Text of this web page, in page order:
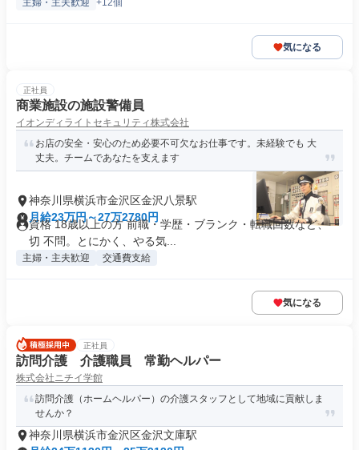
主婦・主夫歓迎 +12個
気になる
正社員
商業施設の施設警備員
イオンディライトセキュリティ株式会社
お店の安全・安心のため必要不可欠なお仕事です。未経験でも 大
丈夫。チームであなたを支えます
神奈川県横浜市金沢区金沢八景駅
月給23万円～27万2780円
資格 18歳以上の方 前職・学歴・ブランク・転職回数など、一
切 不問。とにかく、やる気...
主婦・主夫歓迎 交通費支給
気になる
正社員
訪問介護 介護職員 常勤ヘルパー
株式会社ニチイ学館
訪問介護（ホームヘルパー）の介護スタッフとして地域に貢献しま
せんか？
神奈川県横浜市金沢区金沢文庫駅